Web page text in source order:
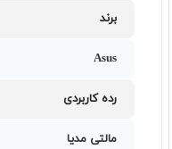
برند
Asus
رده کاربردی
مالتی مدیا